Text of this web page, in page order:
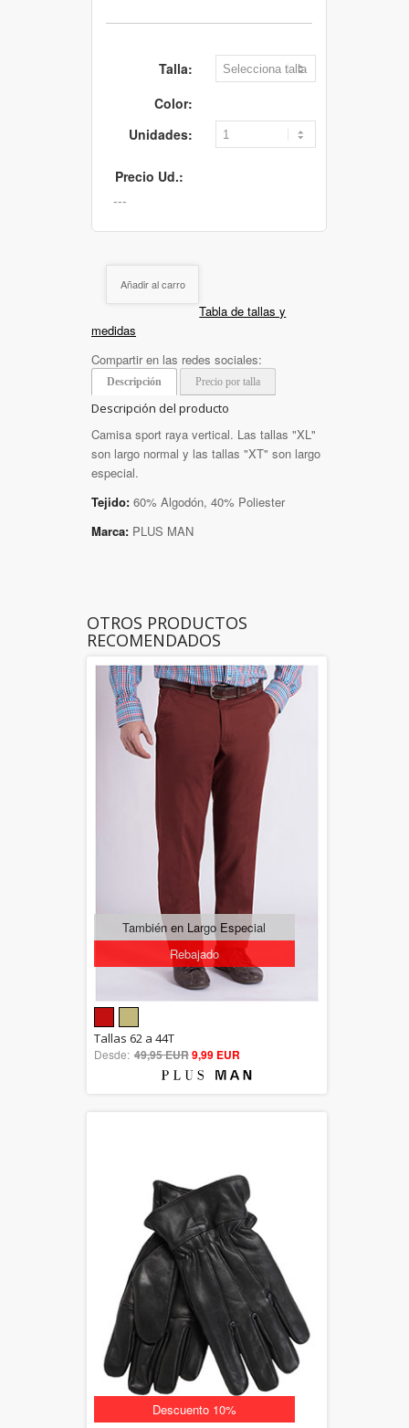
Talla:
Color:
Unidades:
Precio Ud.:
Añadir al carro
Tabla de tallas y
medidas
Compartir en las redes sociales:
Descripción Precio por talla
Descripción del producto
Camisa sport raya vertical. Las tallas "XL"
son largo normal y las tallas "XT" son largo
especial.
Tejido: 60% Algodón, 40% Poliester
Marca: PLUS MAN
OTROS PRODUCTOS
RECOMENDADOS
Rebajado
También en Largo Especial
5.00
out of 5
Tallas 62 a 44T
Desde: 49,95 EUR9,99 EUR
Descuento 10%